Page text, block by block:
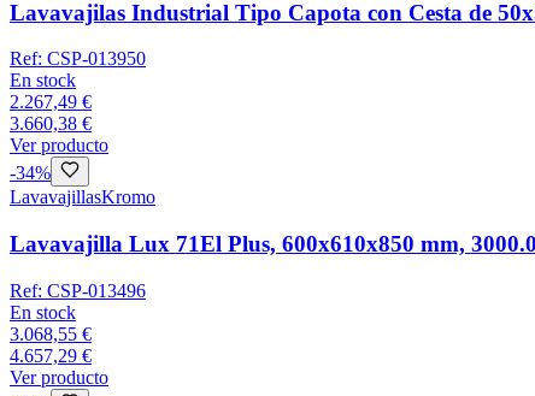
Lavavajilas Industrial Tipo Capota con Cesta de
Ref: CSP-013950
En stock
2.267,49 €
3.660,38 €
Ver producto
-34%
LavavajillasKromo
Lavavajilla Lux 71El Plus, 600x610x850 mm,
Ref: CSP-013496
En stock
3.068,55 €
4.657,29 €
Ver producto